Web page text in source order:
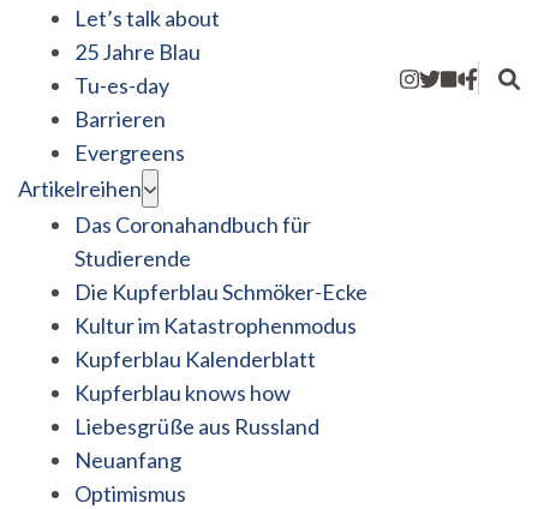
Let’s talk about
25 Jahre Blau
Tu-es-day
Barrieren
Evergreens
Artikelreihen
Das Coronahandbuch für
Studierende
Die Kupferblau Schmöker-Ecke
Kultur im Katastrophenmodus
Kupferblau Kalenderblatt
Kupferblau knows how
Liebesgrüße aus Russland
Neuanfang
Optimismus